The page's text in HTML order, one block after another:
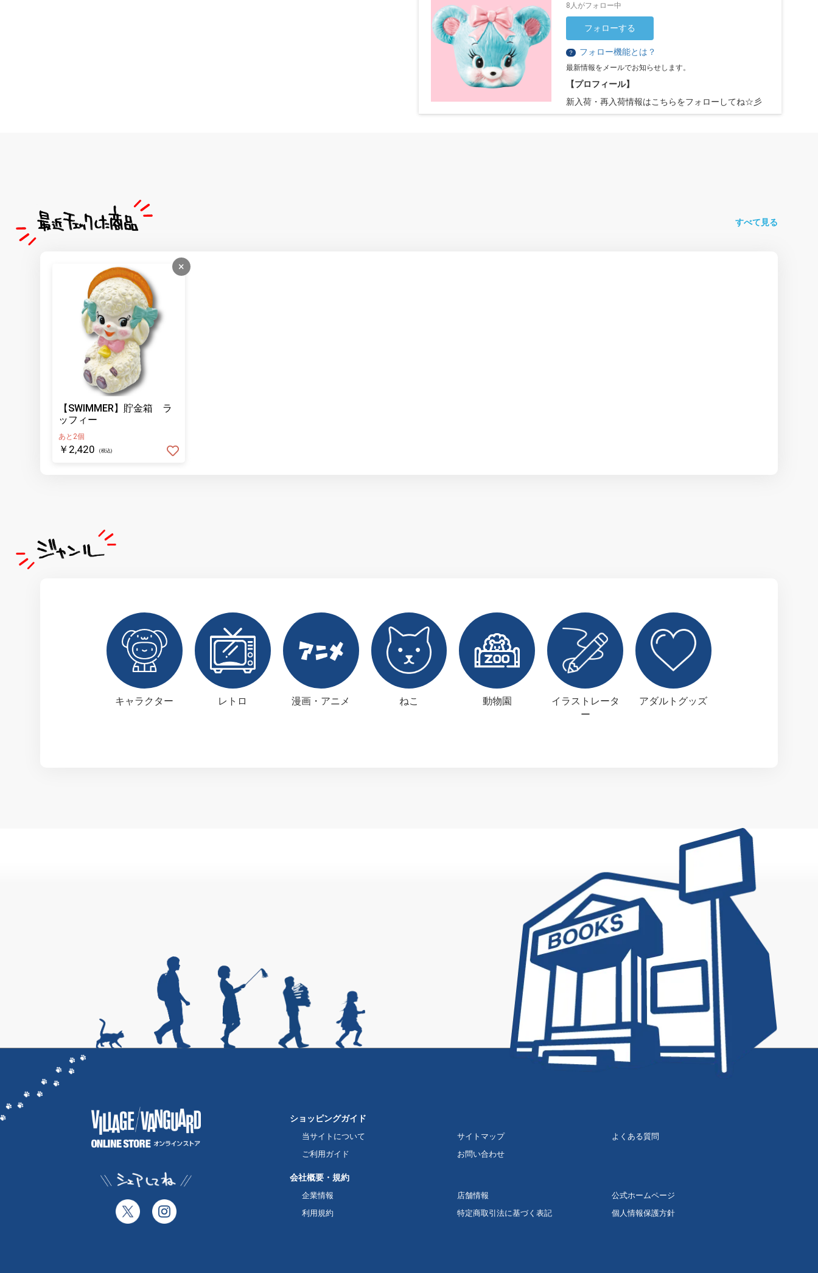
8人がフォロー中
フォローする
？ フォロー機能とは？
最新情報をメールでお知らせします。
【プロフィール】
新入荷・再入荷情報はこちらをフォローしてね☆彡
すべて見る
×
【SWIMMER】貯金箱 ラ
ッフィー
あと2個
￥2,420 (税込)
キャラクター レトロ 漫画・アニメ ねこ 動物園
イラストレータ
ー
アダルトグッズ
ショッピングガイド
当サイトについて サイトマップ
よくある質問
ご利用ガイド
お問い合わせ
会社概要・規約
企業情報 店舗情報
公式ホームページ
利用規約
特定商取引法に基づく表記 個人情報保護方針